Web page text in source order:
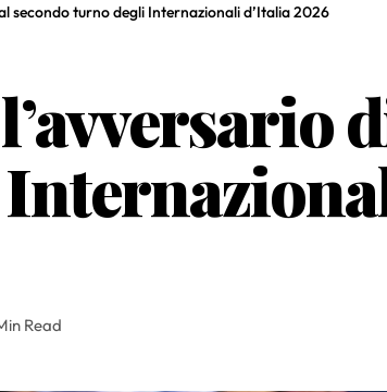
secondo turno degli Internazionali d’Italia 2026
Read